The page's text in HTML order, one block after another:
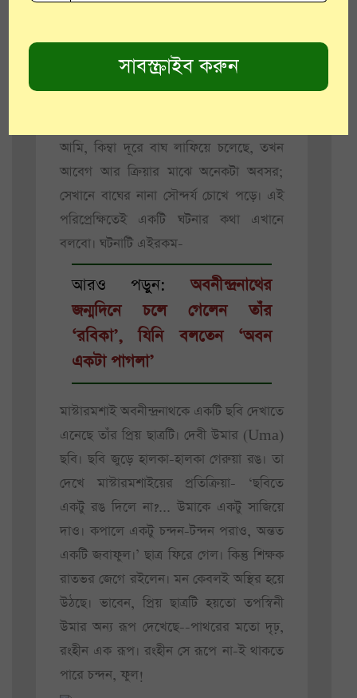
থাকে না। হঠাৎ যদি বাঘ এসে সামনে পড়ে
সৌন্দর্য, এ-সব কিছুই চোখে পড়ে না; ভয় এবং
পালানো তখন এতই কাছাকাছি আসে যে
আমি, কিম্বা দূরে বাঘ লাফিয়ে চলেছে, তখন
আবেগ আর ক্রিয়ার মাঝে অনেকটা অবসর;
সেখানে বাঘের নানা সৌন্দর্য চোখে পড়ে। এই
পরিপ্রেক্ষিতেই একটি ঘটনার কথা এখানে
বলবো। ঘটনাটি এইরকম-
আরও পড়ুন:অবনীন্দ্রনাথের
জন্মদিনে চলে গেলেন তাঁর
‘রবিকা’, যিনি বলতেন ‘অবন
একটা পাগলা’
মাস্টারমশাই অবনীন্দ্রনাথকে একটি ছবি দেখাতে
এনেছে তাঁর প্রিয় ছাত্রটি। দেবী উমার (Uma)
ছবি। ছবি জুড়ে হালকা-হালকা গেরুয়া রঙ। তা
দেখে মাস্টারমশাইয়ের প্রতিক্রিয়া- ‘ছবিতে
একটু রঙ দিলে না?... উমাকে একটু সাজিয়ে
দাও। কপালে একটু চন্দন-টন্দন পরাও, অন্তত
একটি জবাফুল।’ ছাত্র ফিরে গেল। কিন্তু শিক্ষক
রাতভর জেগে রইলেন। মন কেবলই অস্থির হয়ে
উঠছে। ভাবেন, প্রিয় ছাত্রটি হয়তো তপস্বিনী
উমার অন্য রূপ দেখেছে--পাথরের মতো দৃঢ়,
রংহীন এক রূপ। রংহীন সে রূপে না-ই থাকতে
পারে চন্দন, ফুল!